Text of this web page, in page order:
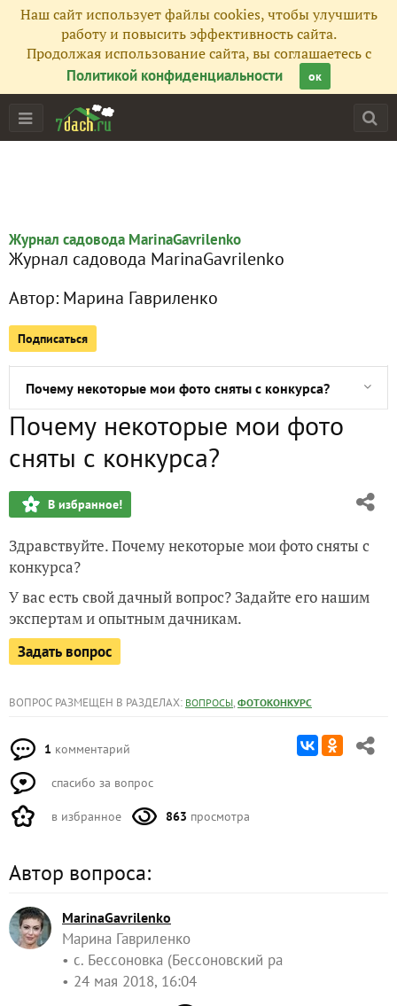
Наш сайт использует файлы cookies, чтобы улучшить
работу и повысить эффективность сайта.
Продолжая использование сайта, вы соглашаетесь с
Политикой конфиденциальности
ок
Журнал садовода MarinaGavrilenko
Журнал садовода MarinaGavrilenko
Автор: Марина Гавриленко
Подписаться
Фото
Сейчас обсуждают
Почему некоторые мои фото сняты с конкурса?
Не могу уже давно (недели две) загрузить фото. Почему?
Почему некоторые мои фото
сняты с конкурса?
В избранное!
Здравствуйте. Почему некоторые мои фото сняты с
конкурса?
У вас есть свой дачный вопрос? Задайте его нашим
экспертам и опытным дачникам.
Задать вопрос
ВОПРОС РАЗМЕЩЕН В РАЗДЕЛАХ: ВОПРОСЫ, ФОТОКОНКУРС
1 комментарий
спасибо за вопрос
в избранное 863 просмотра
Автор вопроса:
MarinaGavrilenko
Марина Гавриленко
с. Бессоновка (Бессоновский ра
24 мая 2018, 16:04